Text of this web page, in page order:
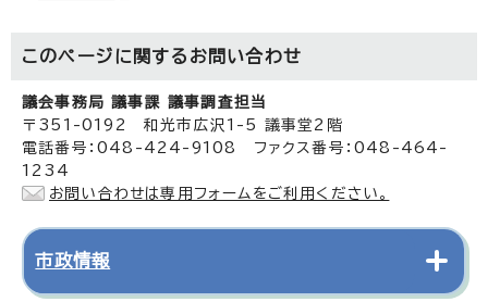
このページに関する お問い合わせ
議会事務局 議事課 議事調査担当
〒351-0192 和光市広沢1-5 議事堂2階
電話番号：048-424-9108 ファクス番号：048-464-
1234
お問い合わせは専用フォームをご利用ください。
市政情報